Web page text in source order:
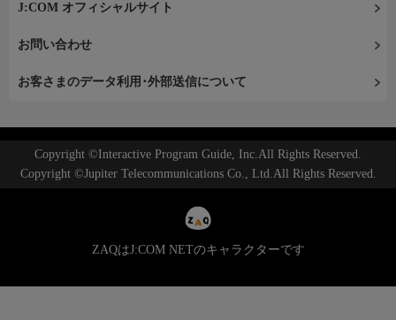
J:COM オフィシャルサイト
お問い合わせ
お客さまのデータ利用･外部送信について
Copyright ©Interactive Program Guide, Inc.All Rights Reserved.
Copyright ©Jupiter Telecommunications Co., Ltd.All Rights Reserved.
ZAQはJ:COM NETのキャラクターです